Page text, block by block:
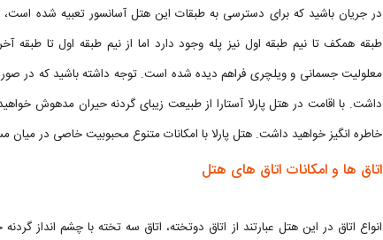
در جریان باشید که برای دسترسی به طبقات این هتل آسانسور تعبیه شده
طبقه همکف تا نیم طبقه اول نیز پله وجود دارد اما از نیم طبقه اول تا طبقه آخر
معلولیت جسمانی و ویلچری فراهم دیده شده است. توجه داشته باشید که در
داشت. با اقامت در هتل پارلا آستارا از طبیعت زیبای گردنه‌ حیران مدهوش
خاطره انگیز خواهید داشت. هتل پارلا با امکانات متنوع محبوبیت خاصی در میان
اتاق ها و امکانات اتاق های هتل
انواع اتاق در این هتل عبارتند از اتاق دوتخته، اتاق سه تخته با چشم انداز